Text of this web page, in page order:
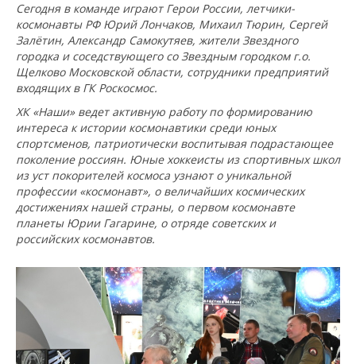
Сегодня в команде играют Герои России, летчики-
космонавты РФ Юрий Лончаков, Михаил Тюрин, Сергей
Залётин, Александр Самокутяев, жители Звездного
городка и соседствующего со Звездным городком г.о.
Щелково Московской области, сотрудники предприятий
входящих в ГК Роскосмос.
ХК «Наши» ведет активную работу по формированию
интереса к истории космонавтики среди юных
спортсменов, патриотически воспитывая подрастающее
поколение россиян. Юные хоккеисты из спортивных школ
из уст покорителей космоса узнают о уникальной
профессии «космонавт», о величайших космических
достижениях нашей страны, о первом космонавте
планеты Юрии Гагарине, о отряде советских и
российских космонавтов.